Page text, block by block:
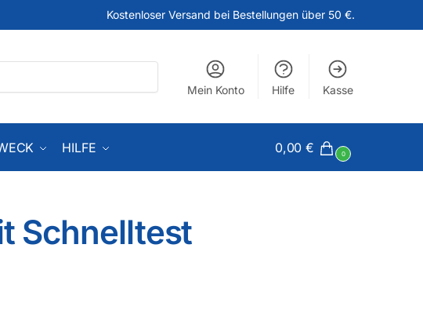
Kostenloser Versand bei Bestellungen über 50 €.
Mein Konto Hilfe Kasse
HILFE 0,00€ 0
Schnelltest